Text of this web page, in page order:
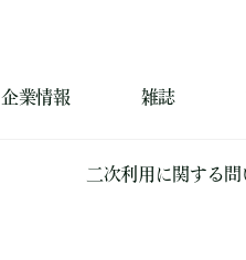
企業情報 雑誌
二次利用に関する問